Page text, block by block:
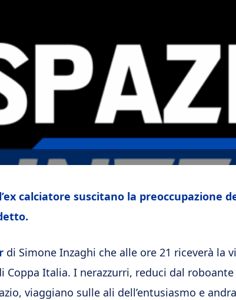
calciatore suscitano la preoccupazione
di Simone Inzaghi che alle ore 21 riceverà la
Coppa Italia. I nerazzurri, reduci dal
viaggiano sulle ali dell’entusiasmo e